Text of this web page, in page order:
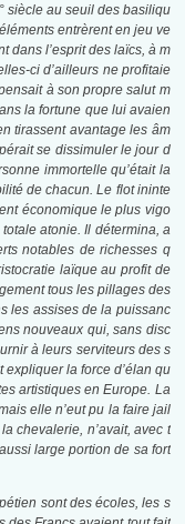
siècle au seuil des basiliqu
entrèrent en jeu ve
dans l’esprit des laïcs, à m
ci d’ailleurs ne profitaie
à son propre salut m
la fortune que lui avaien
tirassent avantage les âm
se dissimuler le jour d
immortelle qu’était la
de chacun. Le flot ininte
économique le plus vigo
atonie. Il détermina, a
notables de richesses q
laïque au profit de
tous les pillages des
les assises de la puissanc
nouveaux qui, sans disc
à leurs serviteurs des s
la force d’élan qu
artistiques en Europe. La
elle n’eut pu la faire jail
chevalerie, n’avait, avec t
large portion de sa fort
sont des écoles, les s